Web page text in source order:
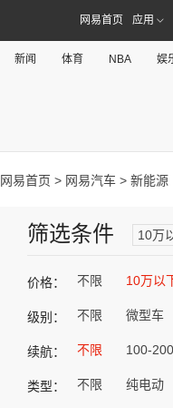
网易首页 应用
新闻 体育 NBA 娱
网易首页 > 网易汽车 > 新能源
筛选条件 10万
价格： 不限 10万以
级别： 不限 微型车
续航： 不限 100-
类型： 不限 纯电动